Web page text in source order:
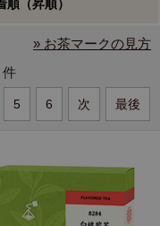
» お茶マークの見方
件
5 6 次 最後